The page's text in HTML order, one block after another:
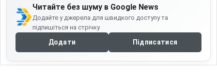
Читайте без шуму в Google News
Додайте у джерела для швидкого доступу та
підпишіться на стрічку
Додати Підписатися